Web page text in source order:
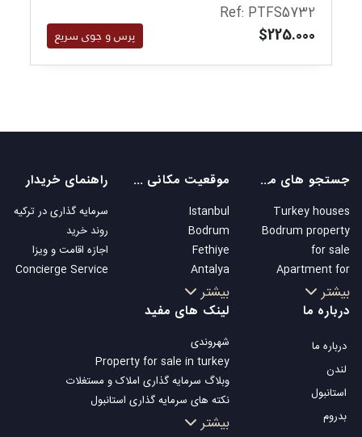
Ref: PTFS5732
$225.000 پرس و جوی سریع
جستجو های محبوب
Turkey houses
Bodrum property
for sale
Apartment for
sale in Istanbul
Istanbul Villas
Apartment for
sale in Antalya
Antalya homes
بیشتر
موقعیت مکانی های محبوب
Istanbul
Bodrum
Fethiye
Antalya
Kalkan
Alanya
Bursa
Gocek
Side
Kemer
Dalyan
بیشتر
راهنمای خریدار
سرمایه گذاری در ترکیه
روند خرید
اجازه اقامت و ویزا
Concierge Service
درباره ما
درباره ما
لندن
استانبول
بدروم
لینک های مفید
شهروندی
Property for sale in turkey
وبلاگ سرمایه گذاری املاک و مستغلات
نکته های سرمایه گذاری استانبول
تلویزیون Property Turkey
بیشتر